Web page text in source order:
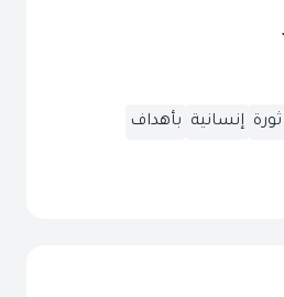
ثورة إنسانية
بأهداف